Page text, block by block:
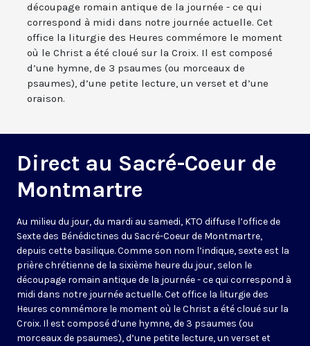
découpage romain antique de la journée - ce qui
correspond à midi dans notre journée actuelle. Cet
office la liturgie des Heures commémore le moment
où le Christ a été cloué sur la Croix. Il est composé
d’une hymne, de 3 psaumes (ou morceaux de
psaumes), d’une petite lecture, un verset et d’une
oraison.
Direct au Sacré-Coeur de
Montmartre
Au milieu du jour, du mardi au samedi, KTO diffuse l’office de
Sexte des Bénédictines du Sacré-Coeur de Montmartre,
depuis cette basilique. Comme son nom l’indique, sexte est la
prière chrétienne de la sixième heure du jour, selon le
découpage romain antique de la journée - ce qui correspond à
midi dans notre journée actuelle. Cet office la liturgie des
Heures commémore le moment où le Christ a été cloué sur la
Croix. Il est composé d’une hymne, de 3 psaumes (ou
morceaux de psaumes), d’une petite lecture, un verset et